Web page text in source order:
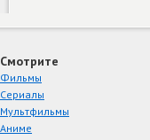
Смотрите
Фильмы
Сериалы
Мультфильмы
Аниме